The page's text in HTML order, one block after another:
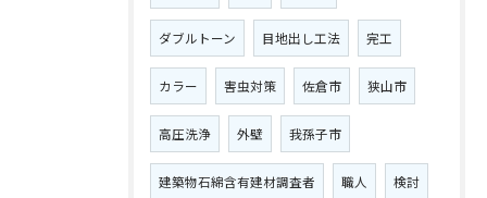
ダブルトーン 目地出し工法 完工
カラー 害虫対策 佐倉市 狭山市
高圧洗浄 外壁 我孫子市
建築物石綿含有建材調査者 職人 検討